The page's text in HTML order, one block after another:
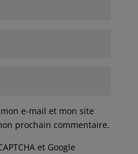
e-mail et mon site
prochain commentaire.
et Google